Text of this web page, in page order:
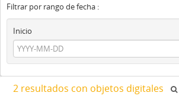
Filtrar por rango de fecha :
Inicio
2 resultados con objetos digitales